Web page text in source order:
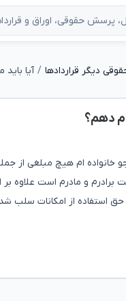
دیگر قراردادها
دهم؟
ام‌ هیچ مبلغی از
برادرم ‌و مادرم است علاوه
استفاده از امکانات سلب